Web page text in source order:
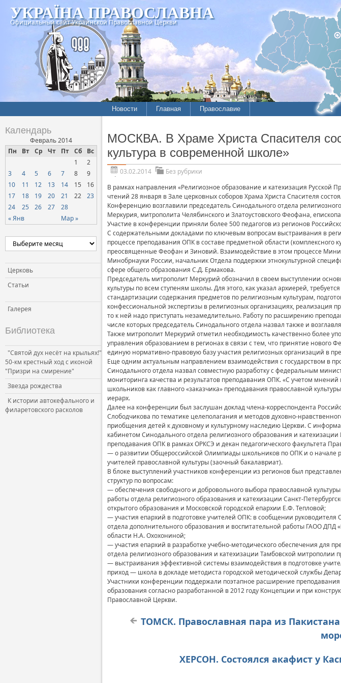
УКРАЇНА ПРАВОСЛАВНА
Официальный сайт Украинской Православной Церкви
Новости Главная Православие
Календарь
Февраль 2014
Пн
Вт Ср Чт Пт Сб Вс
« Янв Мар »
1
2
3
4 5 6 7 8
9
10
11 12 13 14 15
16
17
18 19 20 21 22
23
24
25 26 27 28
Церковь
Статьи
Галерея
Библиотека
"Святой дух несёт на крыльях!"
50-км крестный ход с иконой
"Призри на смирение"
Звезда рождества
К истории автокефального и
филаретовского расколов
МОСКВА. В Храме Христа Спасителя
культура в современной школе»
03.02.2014
Без рубрики
В рамках направления «Религиозное образование и катехизация
чтений 28 января в Зале церковных соборов Храма Христа Спасителя
Конференцию возглавили председатель Синодального отдела
Меркурия, митрополита Челябинского и Златоустовского Феофана,
Участие в конференции приняли более 500 педагогов из регионов
С содержательными докладами по ключевым вопросам выстраивания в
процессе преподавания ОПК в составе предметной области (комплексного
преосвященные Феофан и Зиновий. Взаимодействие в этом процессе
Минобрнауки России, начальник Отдела поддержки этнокультурной
сфере общего образования С.Д. Ермакова.
Председатель митрополит Меркурий обозначил в своем выступлении
культуры по всем ступеням школы. Для этого, как указал архиерей,
стандартизации содержания предметов по религиозным культурам,
конфессиональной экспертизы в религиозных организациях, реализация
то к ней надо приступать незамедлительно. Работу по расширению
числе которых председатель Синодального отдела назвал также и
Также митрополит Меркурий отметил необходимость качественно более
управления образованием в регионах в связи с тем, что принятие нового
единую нормативно-правовую базу участия религиозных организаций в
Еще одним актуальным направлением взаимодействия с государством в
Синодального отдела назвал совместную разработку с федеральным
мониторинга качества и результатов преподавания ОПК. «С учетом
школьников как главного «заказчика» преподавания православной
иерарх.
Далее на конференции был заслушан доклад члена-корреспондента
Слободчикова по тематике целеполагания и методов духовно-
приобщения детей к духовному и культурному наследию Церкви. С
кабинетом Синодального отдела религиозного образования и
преподавания ОПК в рамках ОРКСЭ и декан педагогического факультета
— о развитии Общероссийской Олимпиады школьников по ОПК и о начале
учителей православной культуры (заочный бакалавриат).
В блоке выступлений участников конференции из регионов был
структур по вопросам:
— обеспечения свободного и добровольного выбора православной
работы отдела религиозного образования и катехизации Санкт-
открытого образования и Московской городской епархии Е.Ф. Тепловой;
— участия епархий в подготовке учителей ОПК: в сообщении
отдела дополнительного образования и воспитательной работы ГАОО ДПД
области Н.А. Охохониной;
— участия епархий в разработке учебно-методического обеспечения для
отдела религиозного образования и катехизации Тамбовской митрополии
— выстраивания эффективной системы взаимодействия в подготовке
приход — школа в докладе методиста городской методической службы
Участники конференции поддержали поэтапное расширение преподавания
образования согласно разработанной в 2012 году Концепции и при
Православной Церкви.
ТОМСК. Православная пара из
ХЕРСОН. Состоялся акафист у